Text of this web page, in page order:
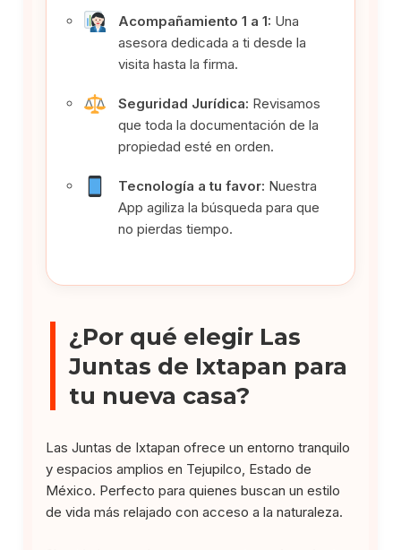
Acompañamiento 1 a 1: Una
asesora dedicada a ti desde la
visita hasta la firma.
Seguridad Jurídica: Revisamos
que toda la documentación de la
propiedad esté en orden.
Tecnología a tu favor: Nuestra
App agiliza la búsqueda para que
no pierdas tiempo.
¿Por qué elegir Las
Juntas de Ixtapan para
tu nueva casa?
Las Juntas de Ixtapan ofrece un entorno tranquilo
y espacios amplios en Tejupilco, Estado de
México. Perfecto para quienes buscan un estilo
de vida más relajado con acceso a la naturaleza.